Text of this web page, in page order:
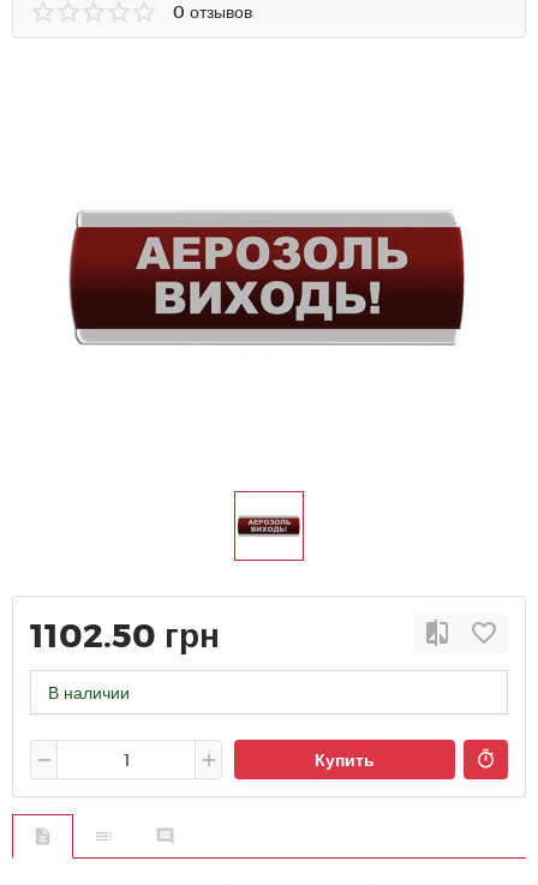
0 отзывов
1102.50 грн
В наличии
Купить